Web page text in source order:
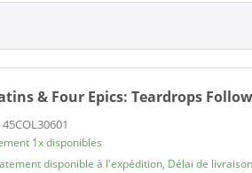
& Four Epics: Teardrops
1x disponibles
disponible à l'expédition, Délai de